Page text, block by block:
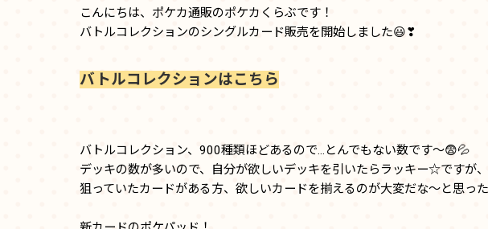
こんにちは、ポケカ通販のポケカくらぶです！
バトルコレクションのシングルカード販売を開始しました😃❣
バトルコレクションはこちら
バトルコレクション、900種類ほどあるので…とんでもない数です～😨💦
デッキの数が多いので、自分が欲しいデッキを引いたらラッキー☆ですが
狙っていたカードがある方、欲しいカードを揃えるのが大変だな～と思っ